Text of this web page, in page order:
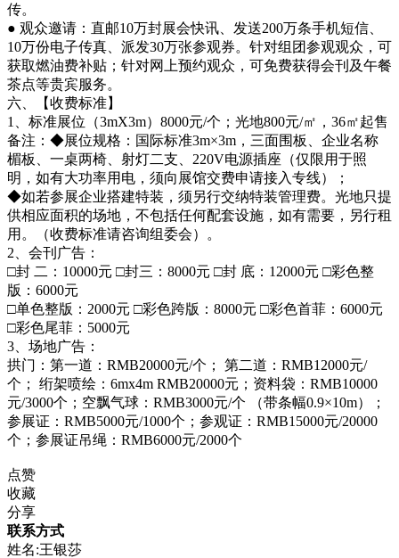
传。
● 观众邀请：直邮10万封展会快讯、发送200万条手机短信、
10万份电子传真、派发30万张参观券。针对组团参观观众，可
获取燃油费补贴；针对网上预约观众，可免费获得会刊及午餐
茶点等贵宾服务。
六、【收费标准】
1、标准展位（3mX3m）8000元/个；光地800元/㎡，36㎡起售
备注：◆展位规格：国际标准3m×3m，三面围板、企业名称
楣板、一桌两椅、射灯二支、220V电源插座（仅限用于照
明，如有大功率用电，须向展馆交费申请接入专线）；
◆如若参展企业搭建特装，须另行交纳特装管理费。光地只提
供相应面积的场地，不包括任何配套设施，如有需要，另行租
用。（收费标准请咨询组委会）。
2、会刊广告：
□封 二：10000元 □封三：8000元 □封 底：12000元 □彩色整
版：6000元
□单色整版：2000元 □彩色跨版：8000元 □彩色首菲：6000元
□彩色尾菲：5000元
3、场地广告：
拱门：第一道：RMB20000元/个； 第二道：RMB12000元/
个； 绗架喷绘：6mx4m RMB20000元；资料袋：RMB10000
元/3000个；空飘气球：RMB3000元/个 （带条幅0.9×10m）；
参展证：RMB5000元/1000个；参观证：RMB15000元/20000
个；参展证吊绳：RMB6000元/2000个
点赞
收藏
分享
联系方式
姓名:王银莎